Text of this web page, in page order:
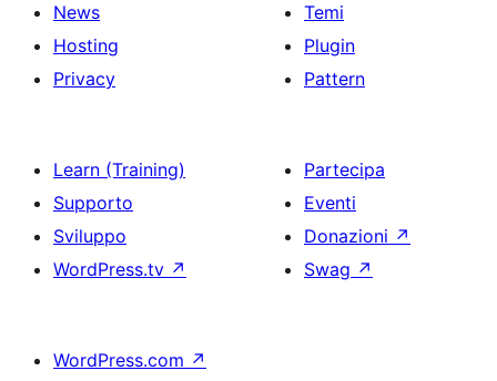
News
Hosting
Privacy
Temi
Plugin
Pattern
Learn (Training)
Supporto
Sviluppo
WordPress.tv ↗
Partecipa
Eventi
Donazioni ↗
Swag ↗
WordPress.com ↗